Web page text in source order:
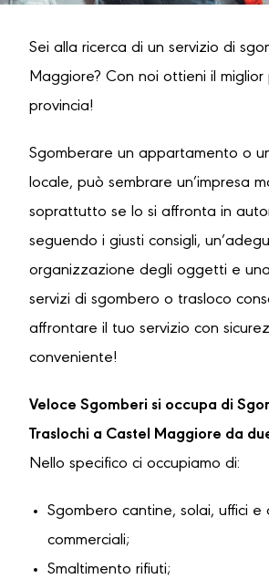
Sei alla ricerca di un servizio di
Maggiore? Con noi ottieni il
provincia!
Sgomberare un appartamento o
locale, può sembrare un’impresa
soprattutto se lo si affronta in
seguendo i giusti consigli,
organizzazione degli oggetti e
servizi di sgombero o trasloco
affrontare il tuo servizio con
conveniente!
Veloce Sgomberi si occupa di
Traslochi a Castel Maggiore da
Nello specifico ci occupiamo di:
Sgombero cantine, solai, uffici
commerciali;
Smaltimento rifiuti;